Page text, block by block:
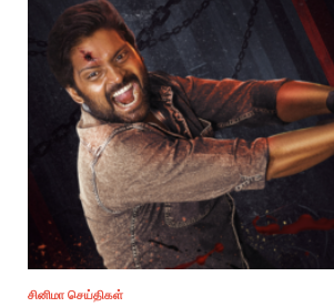
சினிமா செய்திகள்